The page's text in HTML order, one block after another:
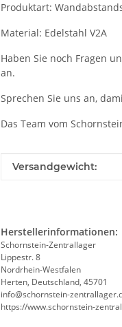
Produktart:
Material: Edelstahl V2A
Haben Sie noch Fragen
an.
Sprechen Sie uns an,
Das Team vom
Produkteigenschaft
Wert
Versandgewicht:
Herstellerinformationen:
Schornstein-Zentrallager
Lippestr. 8
Nordrhein-Westfalen
Herten, Deutschland, 45701
info@schornstein-
https://www.schornstein-